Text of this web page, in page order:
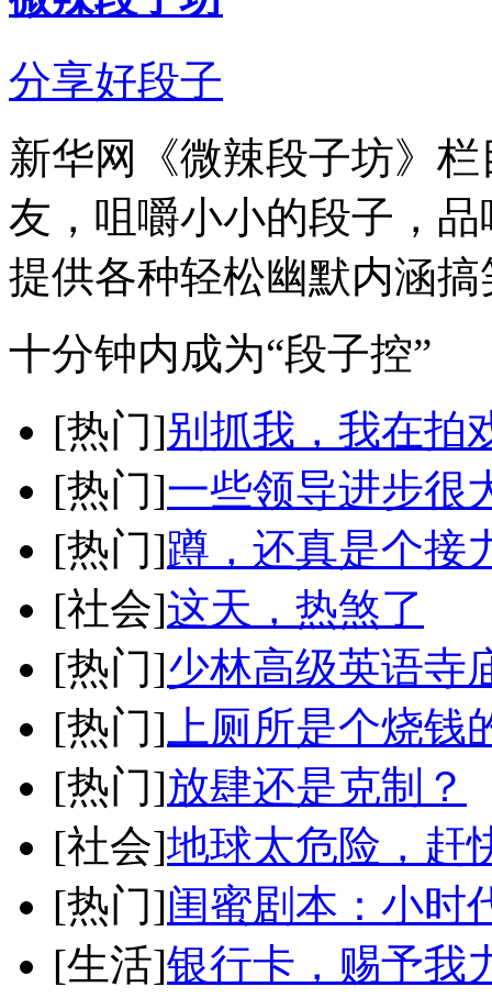
分享好段子
新华网《微辣段子坊》
友，咀嚼小小的段子，
提供各种轻松幽默内涵
十分钟内成为“段子控”
[热门]别抓我，我在拍
[热门]一些领导进步很
[热门]蹲，还真是个接
[社会]这天，热煞了
[热门]少林高级英语寺
[热门] 上厕所是个烧钱
[热门]放肆还是克制？
[社会]地球太危险，赶
[热门]闺蜜剧本：小时
[生活]银行卡，赐予我